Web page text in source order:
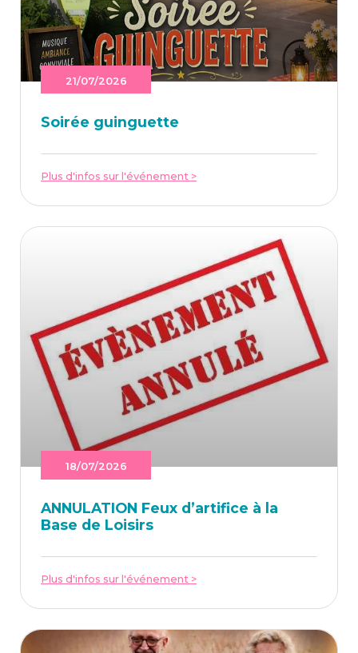
21/07/2026
Soi­rée guinguette
Plus d'infos sur l'événement >
18/07/2026
ANNU­LA­TION Feux d’ar­ti­fice à la
Base de Loisirs
Plus d'infos sur l'événement >